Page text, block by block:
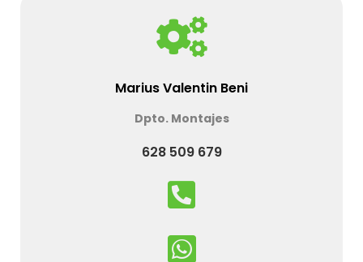
Marius Valentin Beni
Dpto. Montajes
628 509 679